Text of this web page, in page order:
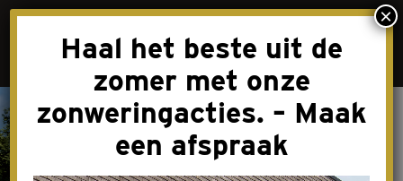
Overkappingen
Haal het beste uit de
zomer met onze
zonweringacties. – Maak
een afspraak
×